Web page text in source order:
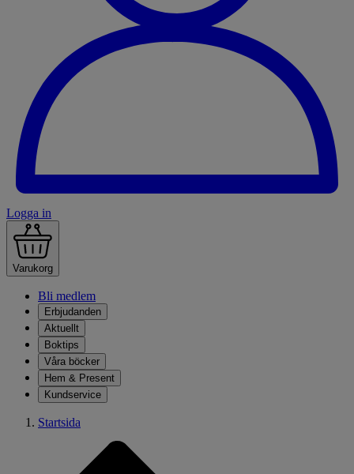
Logga in
Varukorg
Bli medlem
Erbjudanden
Aktuellt
Boktips
Våra böcker
Hem & Present
Kundservice
Startsida